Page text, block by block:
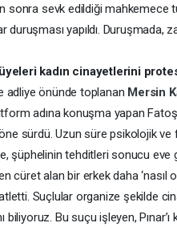
sonra sevk edildiği mahkemece
duruşması yapıldı. Duruşmada,
kadın cinayetlerini
adliye önünde toplanan Mersin
adına konuşma yapan
öne sürdü. Uzun süre psikolojik ve
şüphelinin tehditleri sonucu eve
cüret alan bir erkek daha
Suçlular organize şekilde
biliyoruz. Bu suçu işleyen,